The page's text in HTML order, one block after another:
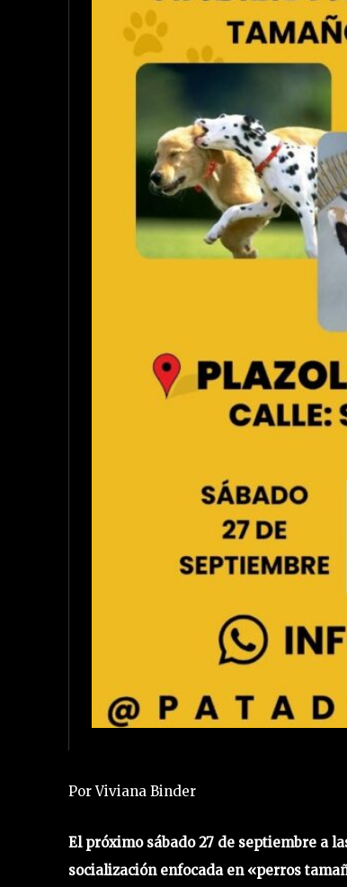
Por Viviana Binder
El próximo sábado 27 de septiembre a
socialización enfocada en «perros